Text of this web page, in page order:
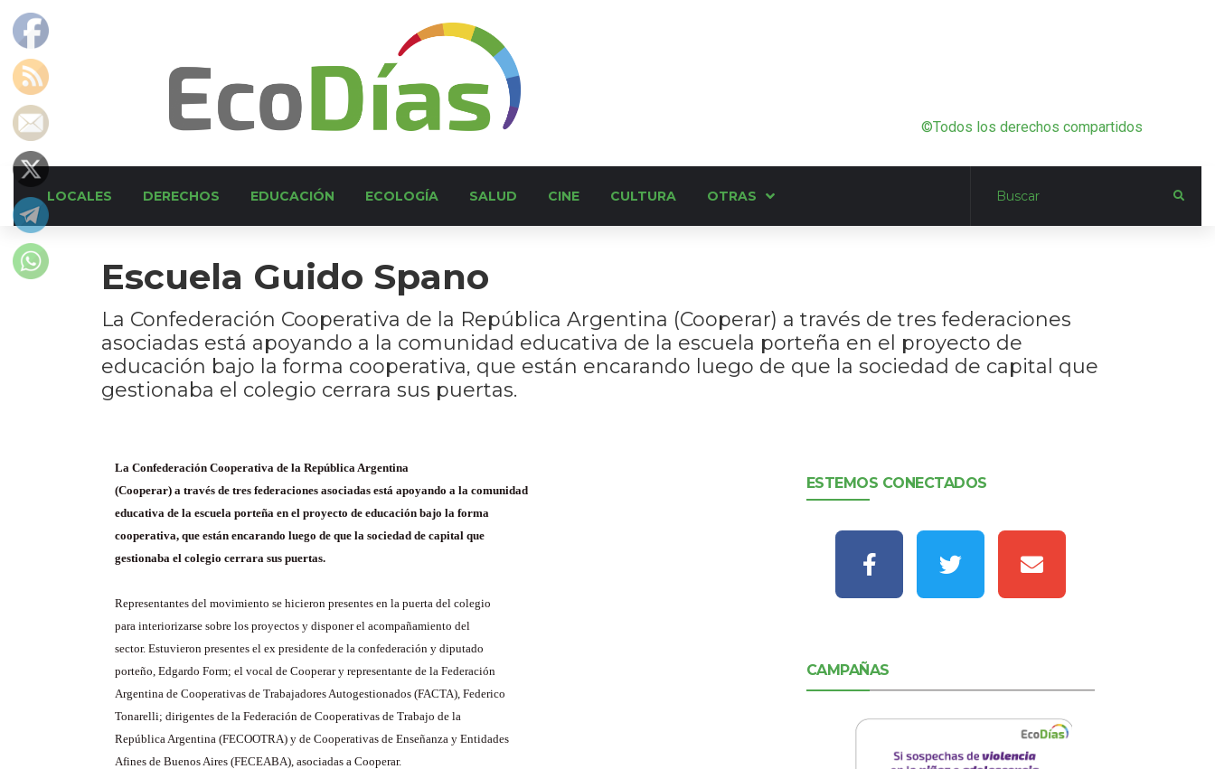
©Todos los derechos compartidos
LOCALES DERECHOS EDUCACIÓN ECOLOGÍA SALUD CINE CULTURA OTRAS
Escuela Guido Spano
La Confederación Cooperativa de la República Argentina (Cooperar) a través de tres federaciones
asociadas está apoyando a la comunidad educativa de la escuela porteña en el proyecto de
educación bajo la forma cooperativa, que están encarando luego de que la sociedad de capital que
gestionaba el colegio cerrara sus puertas.
La Confederación Cooperativa de la República Argentina
(Cooperar) a través de tres federaciones asociadas está apoyando a la comunidad
educativa de la escuela porteña en el proyecto de educación bajo la forma
cooperativa, que están encarando luego de que la sociedad de capital que
gestionaba el colegio cerrara sus puertas.
Representantes del movimiento se hicieron presentes en la puerta del colegio
para interiorizarse sobre los proyectos y disponer el acompañamiento del
sector. Estuvieron presentes el ex presidente de la confederación y diputado
porteño, Edgardo Form; el vocal de Cooperar y representante de la Federación
Argentina de Cooperativas de Trabajadores Autogestionados (FACTA), Federico
Tonarelli; dirigentes de la Federación de Cooperativas de Trabajo de la
República Argentina (FECOOTRA) y de Cooperativas de Enseñanza y Entidades
Afines de Buenos Aires (FECEABA), asociadas a Cooperar.
ESTEMOS CONECTADOS
CAMPAÑAS